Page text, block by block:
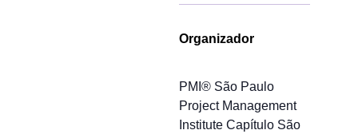
Organizador
PMI® São Paulo
Project Management
Institute Capítulo São